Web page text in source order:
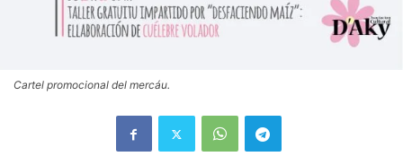
Cartel promocional del mercáu.